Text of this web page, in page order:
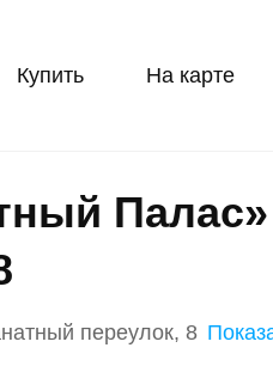
Купить На карте
переулок, 8